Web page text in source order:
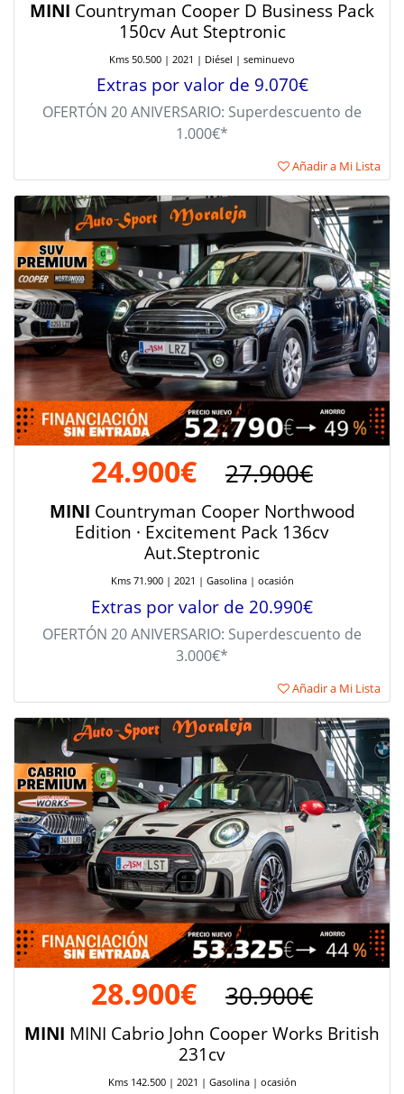
MINI Countryman Cooper D Business Pack
150cv Aut Steptronic
Kms 50.500 | 2021 | Diésel | seminuevo
Extras por valor de 9.070€
OFERTÓN 20 ANIVERSARIO: Superdescuento de
1.000€*
Añadir a Mi Lista
24.900€ 27.900€
MINI Countryman Cooper Northwood
Edition · Excitement Pack 136cv
Aut.Steptronic
Kms 71.900 | 2021 | Gasolina | ocasión
Extras por valor de 20.990€
OFERTÓN 20 ANIVERSARIO: Superdescuento de
3.000€*
Añadir a Mi Lista
28.900€ 30.900€
MINI MINI Cabrio John Cooper Works British
231cv
Kms 142.500 | 2021 | Gasolina | ocasión